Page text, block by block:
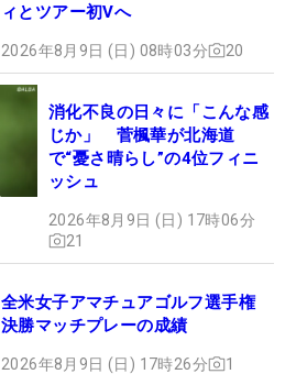
ィとツアー初Vへ
2026年8月9日 (日) 08時03分 20
消化不良の日々に「こんな感
じか」 菅楓華が北海道
で“憂さ晴らし”の4位フィニ
ッシュ
2026年8月9日 (日) 17時06分
21
全米女子アマチュアゴルフ選手権
決勝マッチプレーの成績
2026年8月9日 (日) 17時26分 1